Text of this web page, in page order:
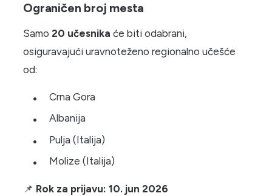
Ograničen broj mesta
Samo20 učesnika će biti odabrani,
osiguravajući uravnoteženo regionalno učešće
od:
Crna Gora
Albanija
Pulja (Italija)
Molize (Italija)
📌 Rok za prijavu: 10. jun 2026